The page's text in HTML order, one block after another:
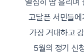
고달픈 서민들
가장 거대하고
5월의 정기 신